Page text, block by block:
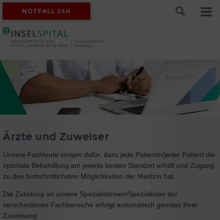
NOTFALL 24H
Ärzte und Zuweiser
Unsere Fachleute sorgen dafür, dass jede Patientin/jeder Patient die
optimale Behandlung am jeweils besten Standort erhält und Zugang
zu den fortschrittlichsten Möglichkeiten der Medizin hat.
Die Zuteilung an unsere Spezialistinnen/Spezialisten der
verschiedenen Fachbereiche erfolgt automatisch gemäss Ihrer
Zuweisung.